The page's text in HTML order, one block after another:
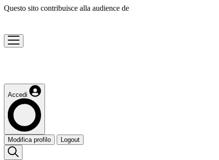
Questo sito contribuisce alla audience de
Accedi
Modifica profilo Logout